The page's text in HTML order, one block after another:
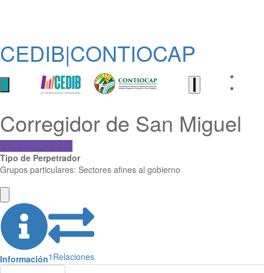
CEDIB|CONTIOCAP
Corregidor de San Miguel
PERPETRADORES
Tipo de Perpetrador
Grupos particulares: Sectores afines al gobierno
Información1 Relaciones